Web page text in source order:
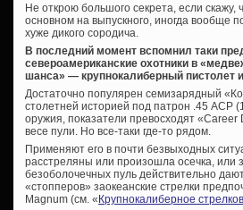
Не открою большого секрета, если
основном на выпускного, иногда вообще
хуже дикого сородича.
В последний момент вспомнил таки
североамериканские охотники в
шанса» — крупнокалиберный пистолет
Достаточно популярен семизарядный
столетней историей под патрон .45 ACP
оружия, показатели превосходят
весе пули. Но все-таки где-то рядом.
Применяют его в почти безвыходных
расстреляны или произошла осечка, или
безоболочечных пуль действительно
«стопперов» заокеанские стрелки
Magnum (см. « Крупнокалиберное